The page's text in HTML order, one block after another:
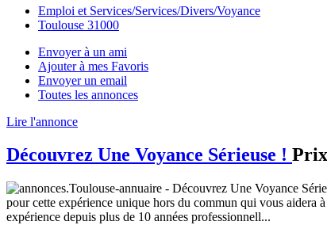
Emploi et Services/Services/Divers/Voyance
Toulouse 31000
Envoyer à un ami
Ajouter à mes Favoris
Envoyer un email
Toutes les annonces
Lire l'annonce
Découvrez Une Voyance Sérieuse !
pour cette expérience unique hors du commun qui vous aidera
expérience depuis plus de 10 années professionnell...